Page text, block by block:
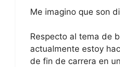
Me imagino que son
Respecto al tema de
actualmente estoy
de fin de carrera en